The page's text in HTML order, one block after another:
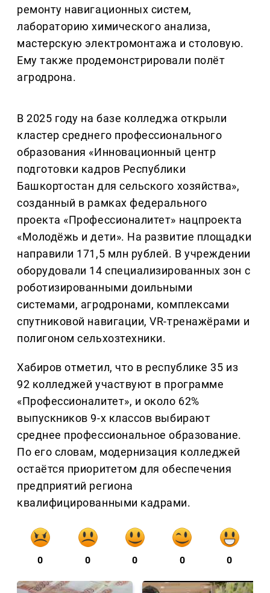
ремонту навигационных систем,
лабораторию химического анализа,
мастерскую электромонтажа и столовую.
Ему также продемонстрировали полёт
агродрона.
В 2025 году на базе колледжа открыли
кластер среднего профессионального
образования «Инновационный центр
подготовки кадров Республики
Башкортостан для сельского хозяйства»,
созданный в рамках федерального
проекта «Профессионалитет» нацпроекта
«Молодёжь и дети». На развитие площадки
направили 171,5 млн рублей. В учреждении
оборудовали 14 специализированных зон с
роботизированными доильными
системами, агродронами, комплексами
спутниковой навигации, VR-тренажёрами и
полигоном сельхозтехники.
Хабиров отметил, что в республике 35 из
92 колледжей участвуют в программе
«Профессионалитет», и около 62%
выпускников 9-х классов выбирают
среднее профессиональное образование.
По его словам, модернизация колледжей
остаётся приоритетом для обеспечения
предприятий региона
квалифицированными кадрами.
0 0 0 0 0